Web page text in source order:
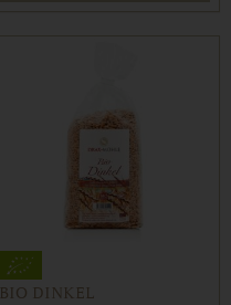
BIO DINKEL